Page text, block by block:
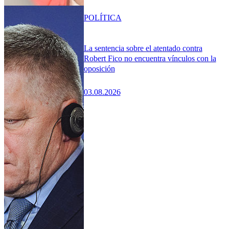
La sentencia sobre el atentado contra
Robert Fico no encuentra vínculos con la
oposición
03.08.2026
POLÍTICA